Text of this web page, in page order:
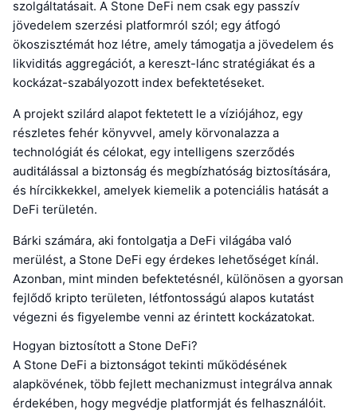
szolgáltatásait. A Stone DeFi nem csak egy passzív
jövedelem szerzési platformról szól; egy átfogó
ökoszisztémát hoz létre, amely támogatja a jövedelem és
likviditás aggregációt, a kereszt-lánc stratégiákat és a
kockázat-szabályozott index befektetéseket.
A projekt szilárd alapot fektetett le a víziójához, egy
részletes fehér könyvvel, amely körvonalazza a
technológiát és célokat, egy intelligens szerződés
auditálással a biztonság és megbízhatóság biztosítására,
és hírcikkekkel, amelyek kiemelik a potenciális hatását a
DeFi területén.
Bárki számára, aki fontolgatja a DeFi világába való
merülést, a Stone DeFi egy érdekes lehetőséget kínál.
Azonban, mint minden befektetésnél, különösen a gyorsan
fejlődő kripto területen, létfontosságú alapos kutatást
végezni és figyelembe venni az érintett kockázatokat.
Hogyan biztosított a Stone DeFi?
A Stone DeFi a biztonságot tekinti működésének
alapkövének, több fejlett mechanizmust integrálva annak
érdekében, hogy megvédje platformját és felhasználóit.